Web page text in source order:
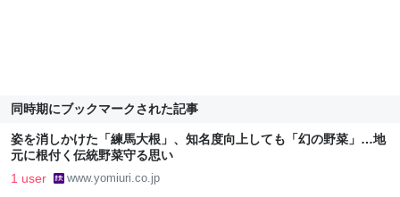
同時期にブックマークされた記事
姿を消しかけた「練馬大根」、知名度向上しても「幻の野菜」…地
元に根付く伝統野菜守る思い
1 user www.yomiuri.co.jp